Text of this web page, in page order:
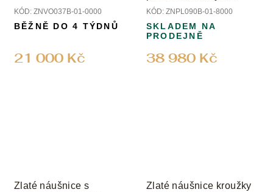
KÓD: ZNVO037B-01-0000
21 000 Kč
BĚŽNĚ DO 4 TÝDNŮ
diamanty
KÓD: ZNPL090B-01-8000
38 980 Kč
SKLADEM NA
PRODEJNĚ
Zlaté náušnice s
Zlaté náušnice kroužky